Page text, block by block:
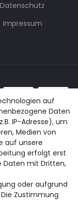
Datenschutz
Impressum
auf
Daten
IP-Adresse), um
Medien von
auf unsere
erfolgt erst
Daten mit Dritten,
oder aufgrund
Zustimmung
einem späteren